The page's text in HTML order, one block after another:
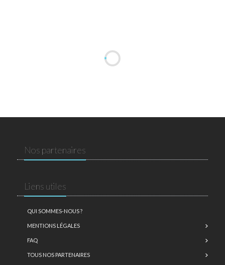
Nos partenaires
Liens utiles
QUI SOMMES-NOUS ?
MENTIONS LÉGALES
FAQ
TOUS NOS PARTENAIRES